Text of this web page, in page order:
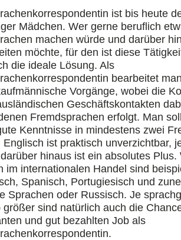
ist bis heute
Mädchen. Wer gerne beruflich
machen würde und darüber
möchte, für den ist diese
die ideale Lösung. Als
bearbeitet
Vorgänge, wobei die
Geschäftskontakten
Fremdsprachen erfolgt. Man
Kenntnisse in mindestens zwei
Englisch ist praktisch unverzichtbar,
hinaus ist ein absolutes Plus.
im internationalen Handel sind
Spanisch, Portugiesisch und
Sprachen oder Russisch. Je
größer sind natürlich auch die
und gut bezahlten Job als